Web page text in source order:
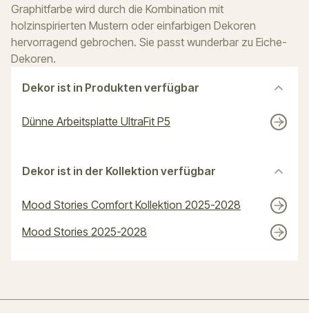
Graphitfarbe wird durch die Kombination mit
holzinspirierten Mustern oder einfarbigen Dekoren
hervorragend gebrochen. Sie passt wunderbar zu Eiche-
Dekoren.
Dekor ist in Produkten verfügbar
Dünne Arbeitsplatte UltraFit P5
Dekor ist in der Kollektion verfügbar
Mood Stories Comfort Kollektion 2025-2028
Mood Stories 2025-2028